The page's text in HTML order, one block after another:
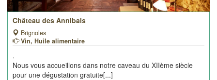
Château des Annibals
Brignoles
Vin, Huile alimentaire
.
Nous vous accueillons dans notre caveau du XIIème siècle
pour une dégustation gratuite[...]